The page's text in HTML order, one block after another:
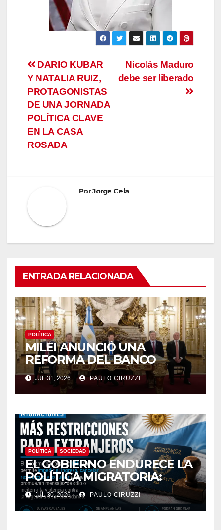
Navegación
de
entradas
Nicolás Maduro
debe ser liberado
DARIO KUBAR
Y NATALIA RUIZ,
PROTAGONISTAS
DE UNA JORNADA
POLÍTICA CLAVE
EN LA CASA
ROSADA
PorJorge Cela
ENTRADA RELACIONADA
POLÍTICA
MILEI ANUNCIÓ UNA
REFORMA DEL BANCO
CENTRAL Y ENVIÓ AL
CONGRESO PROYECTOS
PARA MODIFICAR EL
JUL 31, 2026 PAULO CIRUZZI
POLÍTICA SOCIEDAD
EL GOBIERNO ENDURECE LA
POLÍTICA MIGRATORIA:
PODRÁN EXPULSAR E
IMPEDIR EL INGRESO DE
EXTRANJEROS QUE
JUL 30, 2026 PAULO CIRUZZI